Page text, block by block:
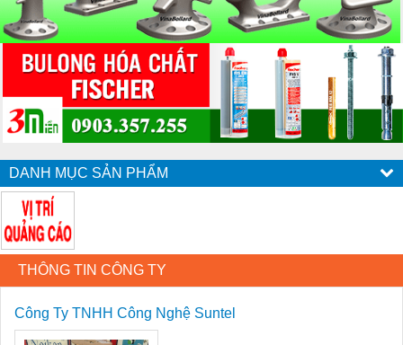
DANH MỤC SẢN PHẨM
THÔNG TIN CÔNG TY
Công Ty TNHH Công Nghệ Suntel